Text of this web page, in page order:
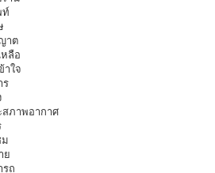
ท์
าต
ลือ
าใจ
ร
ภาพอากาศ
ย
ถ